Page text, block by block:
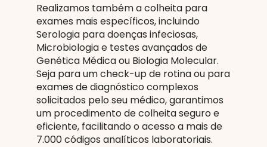
Realizamos também a colheita para
exames mais específicos, incluindo
Serologia para doenças infeciosas,
Microbiologia e testes avançados de
Genética Médica ou Biologia Molecular.
Seja para um check-up de rotina ou para
exames de diagnóstico complexos
solicitados pelo seu médico, garantimos
um procedimento de colheita seguro e
eficiente, facilitando o acesso a mais de
7.000 códigos analíticos laboratoriais.